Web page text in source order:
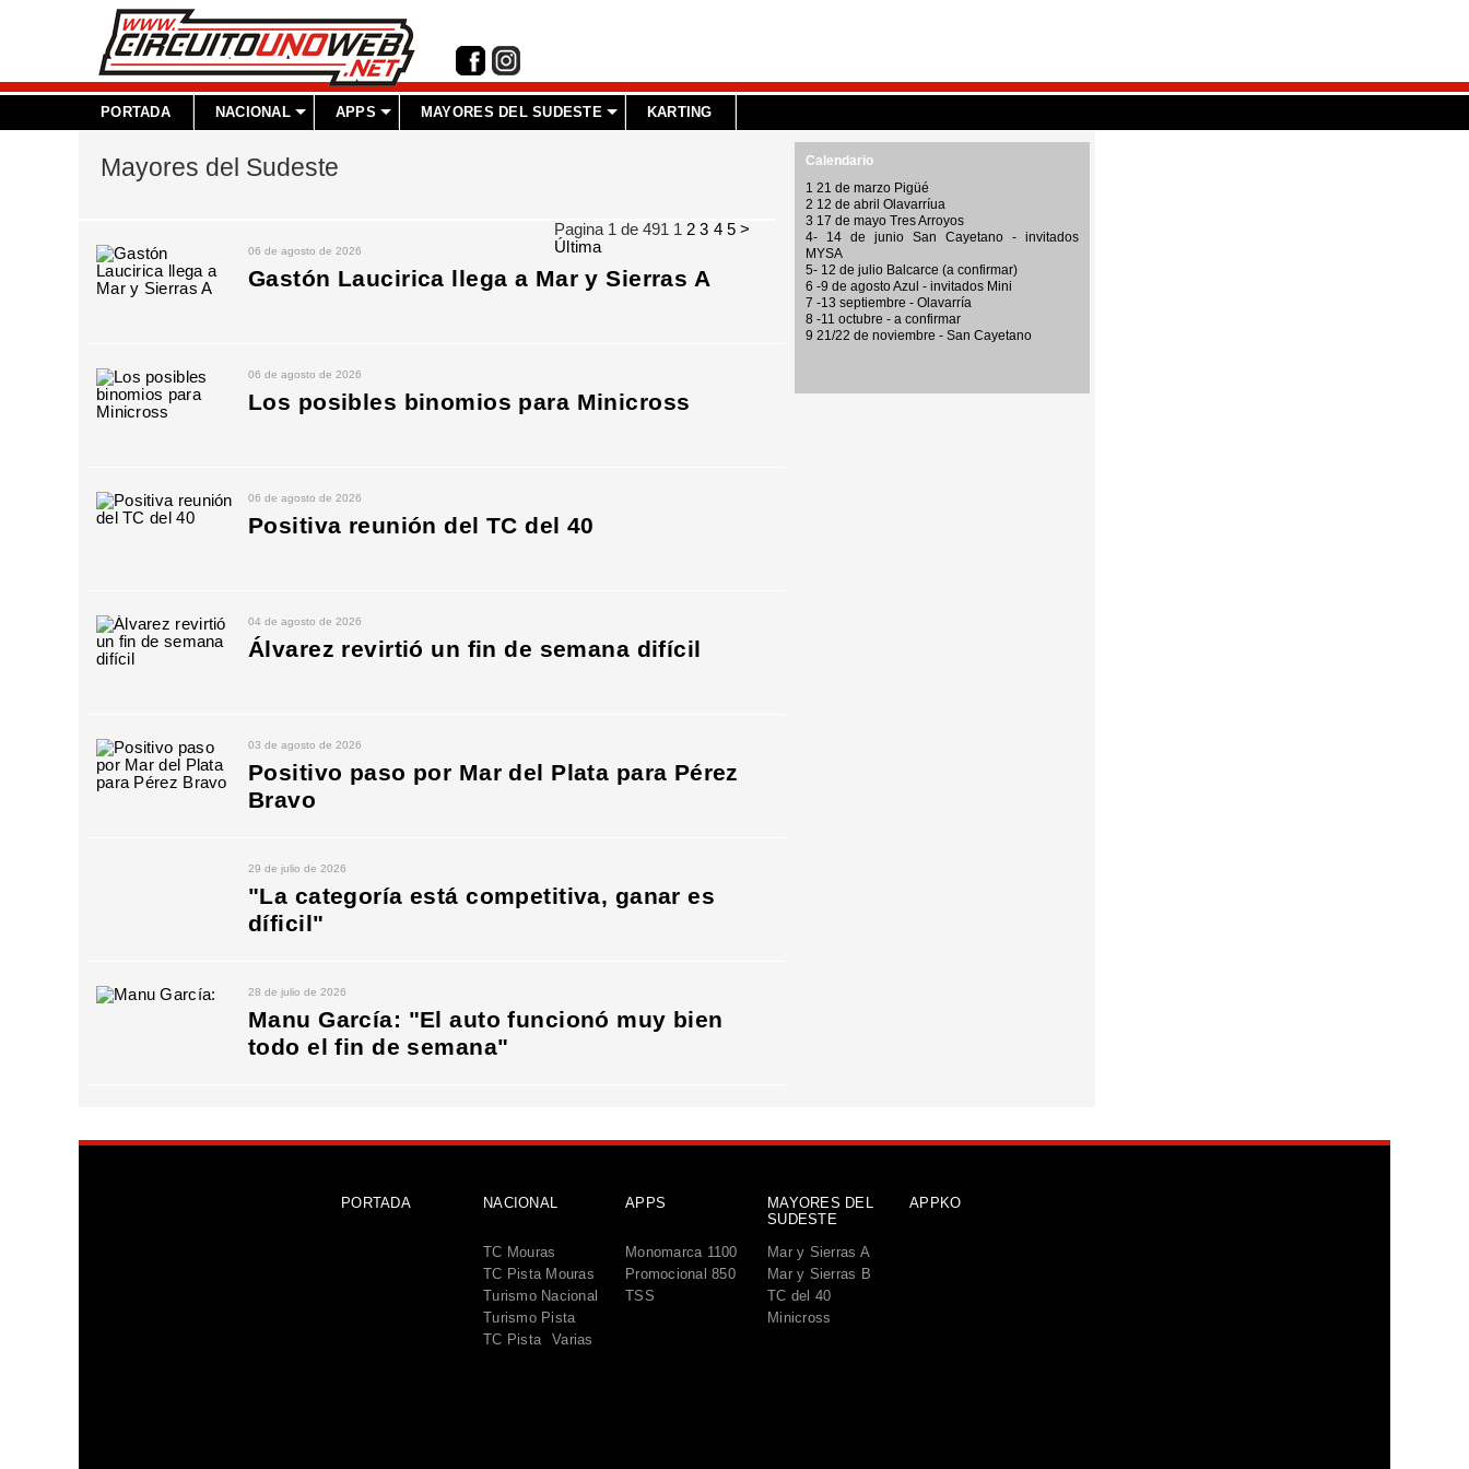
PORTADA NACIONAL APPS MAYORES DEL SUDESTE KARTING
Mayores del Sudeste
06 de agosto de 2026
Gastón Laucirica llega a Mar y Sierras A
06 de agosto de 2026
Los posibles binomios para Minicross
06 de agosto de 2026
Positiva reunión del TC del 40
04 de agosto de 2026
Álvarez revirtió un fin de semana difícil
03 de agosto de 2026
Positivo paso por Mar del Plata para Pérez
Bravo
29 de julio de 2026
"La categoría está competitiva, ganar es
díficil"
28 de julio de 2026
Manu García: "El auto funcionó muy bien
todo el fin de semana"
Pagina 1 de 491 1 2 3 4 5 >
Última
Calendario
1 21 de marzo Pigüé
2 12 de abril Olavarríua
3 17 de mayo Tres Arroyos
4- 14 de junio San Cayetano - invitados
MYSA
5- 12 de julio Balcarce (a confirmar)
6 -9 de agosto Azul - invitados Mini
7 -13 septiembre - Olavarría
8 -11 octubre - a confirmar
9 21/22 de noviembre - San Cayetano
PORTADA NACIONAL
TC Mouras
TC Pista Mouras
Turismo Nacional
Turismo Pista
TC Pista
Varias
APPS
Monomarca 1100
Promocional 850
TSS
MAYORES DEL
SUDESTE
Mar y Sierras A
Mar y Sierras B
TC del 40
Minicross
APPKO